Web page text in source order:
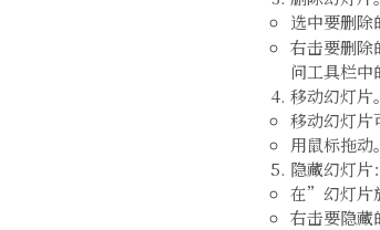
选中要删除
右击要删
问工具栏
移动幻灯片。
移动幻灯
用鼠标拖动。
隐藏幻灯片
在”幻灯片
右击要隐藏